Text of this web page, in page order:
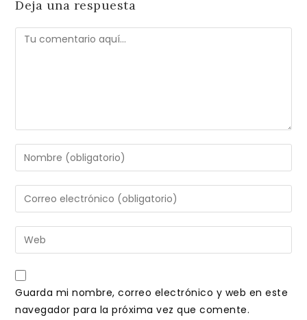
Deja una respuesta
Comentario
Introduce
tu
nombre
de
usuario
para
comentar
Introduce
tu
dirección
de
electrónico
para
comentar
Introduce
la
URL
de
Guarda mi nombre, correo electrónico y web en este
navegador para la próxima vez que comente.